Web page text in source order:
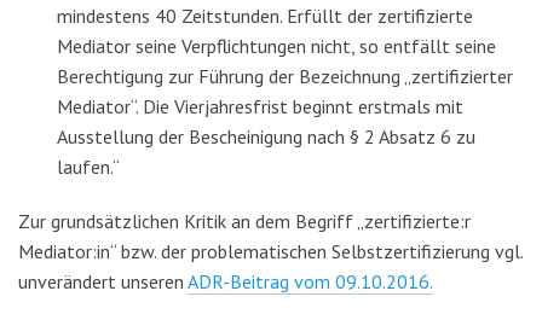
mindestens 40 Zeitstunden. Erfüllt der zertifizierte
Mediator seine Verpflichtungen nicht, so entfällt seine
Berechtigung zur Führung der Bezeichnung „zertifizierter
Mediator“. Die Vierjahresfrist beginnt erstmals mit
Ausstellung der Bescheinigung nach § 2 Absatz 6 zu
laufen.“
Zur grundsätzlichen Kritik an dem Begriff „zertifizierte:r
Mediator:in“ bzw. der problematischen Selbstzertifizierung vgl.
unverändert unseren ADR-Beitrag vom 09.10.2016.